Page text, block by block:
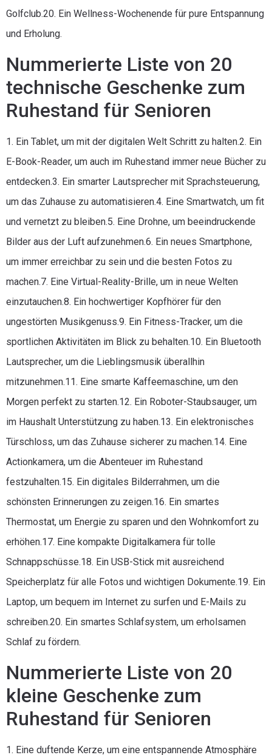
Golfclub.20. Ein Wellness-Wochenende für pure Entspannung
und Erholung.
Nummerierte Liste von 20
technische Geschenke zum
Ruhestand für Senioren
1. Ein Tablet, um mit der digitalen Welt Schritt zu halten.2. Ein
E-Book-Reader, um auch im Ruhestand immer neue Bücher zu
entdecken.3. Ein smarter Lautsprecher mit Sprachsteuerung,
um das Zuhause zu automatisieren.4. Eine Smartwatch, um fit
und vernetzt zu bleiben.5. Eine Drohne, um beeindruckende
Bilder aus der Luft aufzunehmen.6. Ein neues Smartphone,
um immer erreichbar zu sein und die besten Fotos zu
machen.7. Eine Virtual-Reality-Brille, um in neue Welten
einzutauchen.8. Ein hochwertiger Kopfhörer für den
ungestörten Musikgenuss.9. Ein Fitness-Tracker, um die
sportlichen Aktivitäten im Blick zu behalten.10. Ein Bluetooth
Lautsprecher, um die Lieblingsmusik überallhin
mitzunehmen.11. Eine smarte Kaffeemaschine, um den
Morgen perfekt zu starten.12. Ein Roboter-Staubsauger, um
im Haushalt Unterstützung zu haben.13. Ein elektronisches
Türschloss, um das Zuhause sicherer zu machen.14. Eine
Actionkamera, um die Abenteuer im Ruhestand
festzuhalten.15. Ein digitales Bilderrahmen, um die
schönsten Erinnerungen zu zeigen.16. Ein smartes
Thermostat, um Energie zu sparen und den Wohnkomfort zu
erhöhen.17. Eine kompakte Digitalkamera für tolle
Schnappschüsse.18. Ein USB-Stick mit ausreichend
Speicherplatz für alle Fotos und wichtigen Dokumente.19. Ein
Laptop, um bequem im Internet zu surfen und E-Mails zu
schreiben.20. Ein smartes Schlafsystem, um erholsamen
Schlaf zu fördern.
Nummerierte Liste von 20
kleine Geschenke zum
Ruhestand für Senioren
1. Eine duftende Kerze, um eine entspannende Atmosphäre